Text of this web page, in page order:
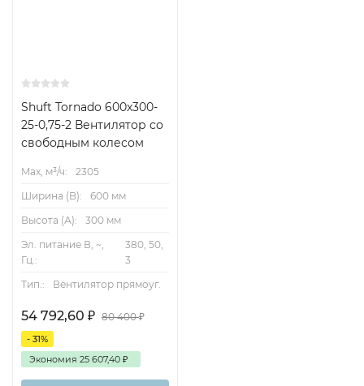
Shuft Tornado 600x300-
25-0,75-2 Вентилятор cо
свободным колесом
Max, м³/ч:
2305
Ширина (B):
600 мм
Высота (А):
300 мм
Эл. питание В, ~,
Гц.:
380, 50,
3
Тип.:
Вентилятор прямоуг.
54 792,60 ₽ 80 400₽
- 31%
Экономия 25 607,40 ₽